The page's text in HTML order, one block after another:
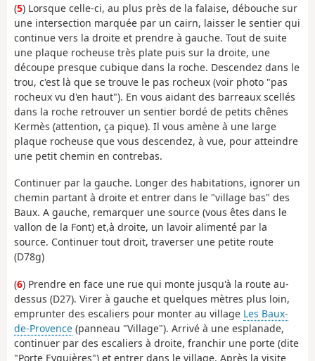
(5) Lorsque celle-ci, au plus près de la falaise, débouche sur
une intersection marquée par un cairn, laisser le sentier qui
continue vers la droite et prendre à gauche. Tout de suite
une plaque rocheuse très plate puis sur la droite, une
découpe presque cubique dans la roche. Descendez dans le
trou, c'est là que se trouve le pas rocheux (voir photo "pas
rocheux vu d'en haut"). En vous aidant des barreaux scellés
dans la roche retrouver un sentier bordé de petits chênes
Kermès (attention, ça pique). Il vous amène à une large
plaque rocheuse que vous descendez, à vue, pour atteindre
une petit chemin en contrebas.
Continuer par la gauche. Longer des habitations, ignorer un
chemin partant à droite et entrer dans le "village bas" des
Baux. A gauche, remarquer une source (vous êtes dans le
vallon de la Font) et,à droite, un lavoir alimenté par la
source. Continuer tout droit, traverser une petite route
(D78g)
(6) Prendre en face une rue qui monte jusqu'à la route au-
dessus (D27). Virer à gauche et quelques mètres plus loin,
emprunter des escaliers pour monter au village Les Baux-
de-Provence (panneau "Village"). Arrivé à une esplanade,
continuer par des escaliers à droite, franchir une porte (dite
"Porte Eyguières") et entrer dans le village. Après la visite